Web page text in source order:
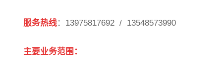
服务热线：13975817692 / 13548573990
主要业务范围：